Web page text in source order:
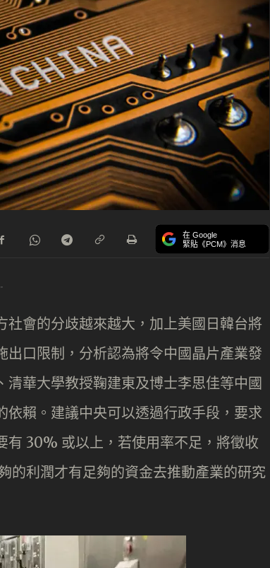
在 Google
緊貼《PCM》消息
會的分歧越來越大，加上美國日韓台將
口限制，分析認為將令中國晶片產業發
華大學教授鞠建東及博士李思佳等中國
賴。建議中央可以透過行政手段，要求
有 30% 或以上，若使用率不足，將徵收
的利潤才有足夠的資金去推動產業的研究